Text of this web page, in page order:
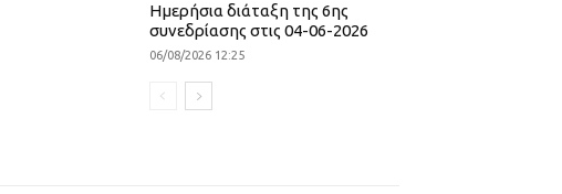
Ημερήσια διάταξη της 6ης
συνεδρίασης στις 04-06-2026
06/08/2026 12:25